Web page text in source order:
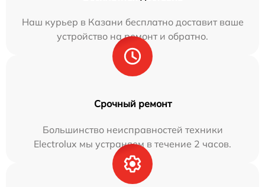
Наш курьер в Казани бесплатно доставит ваше
устройство на ремонт и обратно.
Срочный ремонт
Большинство неисправностей техники
Electrolux мы устраняем в течение 2 часов.